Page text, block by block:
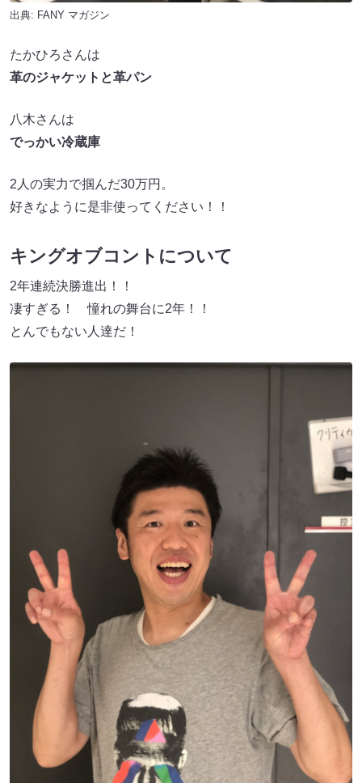
出典: FANY マガジン
たかひろさんは
革のジャケットと革パン
八木さんは
でっかい冷蔵庫
2人の実力で掴んだ30万円。
好きなように是非使ってください！！
キングオブコントについて
2年連続決勝進出！！
凄すぎる！ 憧れの舞台に2年！！
とんでもない人達だ！